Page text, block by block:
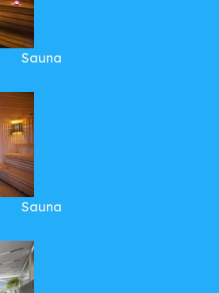
Sauna
Sauna